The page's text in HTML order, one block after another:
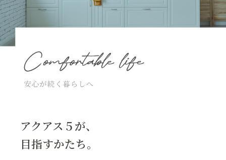
アクアス５が、
目指すかたち。